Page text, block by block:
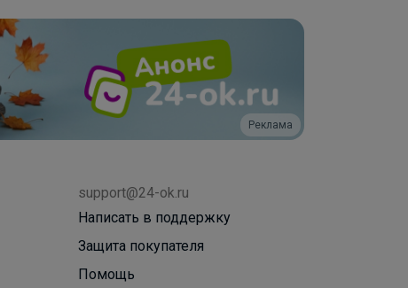
Реклама
support@24-ok.ru
Написать в поддержку
Защита покупателя
Помощь